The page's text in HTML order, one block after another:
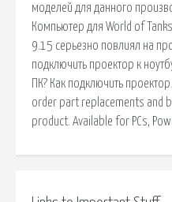
моделей для данного
Компьютер для World of
9.15 серьезно повлиял на
подключить проектор к
ПК? Как подключить
order part replacements and
product. Available for PCs,